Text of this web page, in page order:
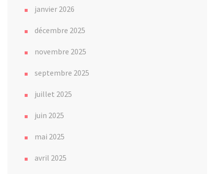
janvier 2026
décembre 2025
novembre 2025
septembre 2025
juillet 2025
juin 2025
mai 2025
avril 2025